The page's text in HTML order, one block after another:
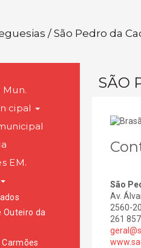
/ São Pedro da
Mun.
EM.
Outeiro da
SÃO
São
Av.
2560-
261